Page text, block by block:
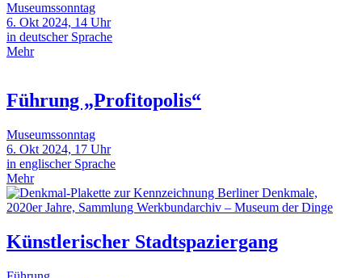
Museumssonntag
6. Okt 2024, 14 Uhr
in deutscher Sprache
Mehr
Führung „Profitopolis“
Museumssonntag
6. Okt 2024, 17 Uhr
in englischer Sprache
Mehr
Künstlerischer Stadtspaziergang